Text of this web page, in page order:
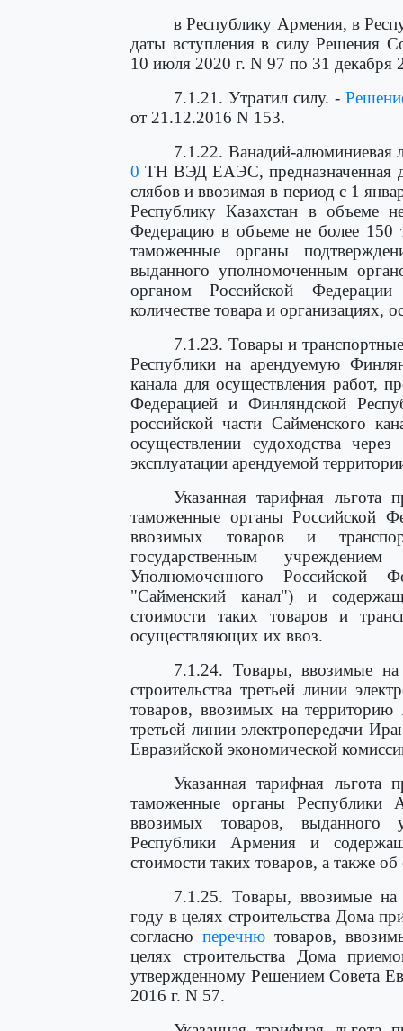
в Республику Армения, в
даты вступления в силу Решения
10 июля 2020 г. N 97 по 31 декабря
7.1.21. Утратил силу. -
от 21.12.2016 N 153.
7.1.22. Ванадий-алюминиевая
0 ТН ВЭД ЕАЭС, предназначенная
слябов и ввозимая в период с 1
Республику Казахстан в объеме
Федерацию в объеме не более 150
таможенные органы
выданного уполномоченным
органом Российской
количестве товара и организациях,
7.1.23. Товары и
Республики на арендуемую
канала для осуществления работ,
Федерацией и Финляндской
российской части Сайменского
осуществлении судоходства
эксплуатации арендуемой
Указанная тарифная льгота
таможенные органы Российской
ввозимых товаров и
государственным
Уполномоченного
"Сайменский канал") и
стоимости таких товаров и
осуществляющих их ввоз.
7.1.24. Товары, ввозимые
строительства третьей линии
товаров, ввозимых на территорию
третьей линии электропередачи
Евразийской экономической
Указанная тарифная льгота
таможенные органы Республики
ввозимых товаров, выданного
Республики Армения и
стоимости таких товаров, а также
7.1.25. Товары, ввозимые
году в целях строительства Дома
согласно перечнютоваров,
целях строительства Дома
утвержденному Решением Совета
2016 г. N 57.